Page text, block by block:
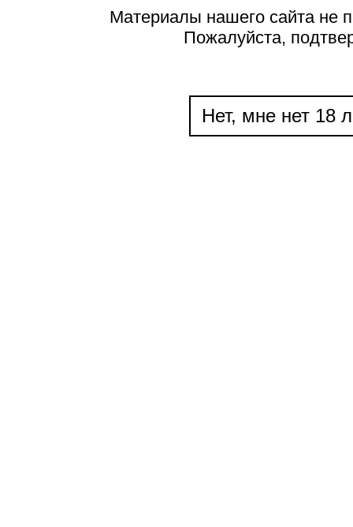
Материалы нашего сайта не
Пожалуйста,
Нет, мне нет 18